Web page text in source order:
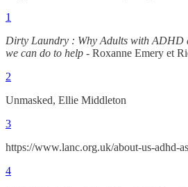
1
Dirty Laundry : Why Adults with ADHD
we can do to help - Roxanne Emery et
2
Unmasked, Ellie Middleton
3
https://www.lanc.org.uk/about-us-adhd-
4